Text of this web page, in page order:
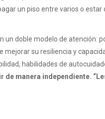
un piso entre varios o estar
un doble modelo de atención:
mejorar su resiliencia y
habilidades de
de manera independiente.